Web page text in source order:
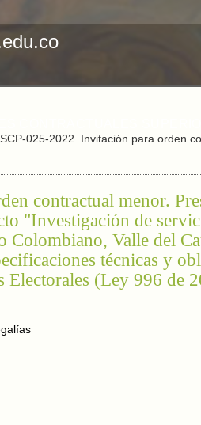
SCP-025-2022. Invitación para orden
contractual menor.
"Investigación de
Colombiano, Valle del
técnicas y
Electorales (Ley 996 de